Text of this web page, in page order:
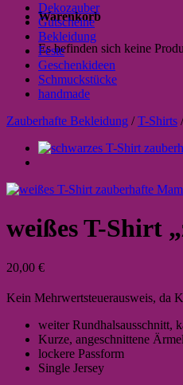
Warenkorb
Es befinden sich keine
Dekozauber
Gutscheine
Bekleidung
Feste
Geschenkideen
Schmuckstücke
handmade
Zauberhafte Bekleidung / T-Shirts /
weißes T-Shirt
20,00 €
Kein Mehrwertsteuerausweis, da
weiter Rundhalsausschnitt,
Kurze, angeschnittene Ärmel
lockere Passform
Single Jersey